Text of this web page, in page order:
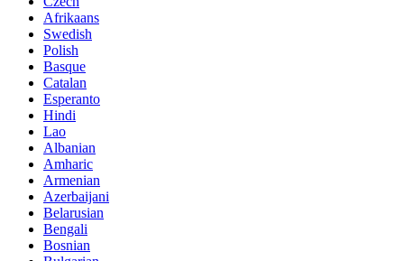
Afrikaans
Swedish
Polish
Basque
Catalan
Esperanto
Hindi
Lao
Albanian
Amharic
Armenian
Azerbaijani
Belarusian
Bengali
Bosnian